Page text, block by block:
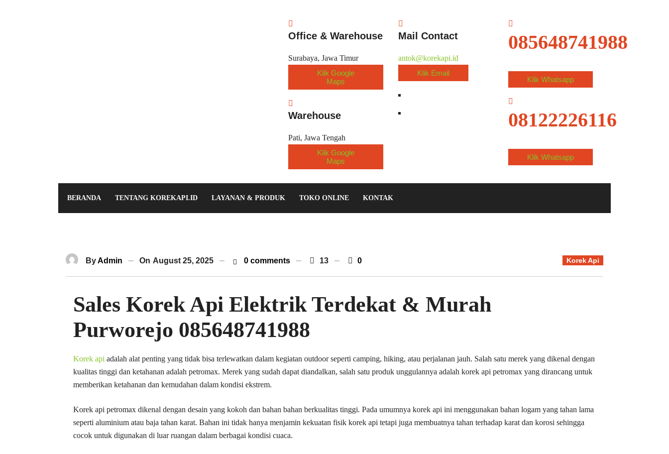
Office & Warehouse
Surabaya, Jawa Timur
Klik Google
Maps
Warehouse
Pati, Jawa Tengah
Klik Google
Maps
Mail Contact
antok@korekapi.id
Klik Email
085648741988
Klik Whatsapp
08122226116
Klik Whatsapp
BERANDA TENTANG KOREKAPI.ID LAYANAN & PRODUK TOKO ONLINE KONTAK
Korek Api
ByAdmin On August 25, 2025 0 comments 13 0
Sales Korek Api Elektrik Terdekat & Murah
Purworejo 085648741988
Korek api adalah alat penting yang tidak bisa terlewatkan dalam kegiatan outdoor seperti camping, hiking, atau perjalanan jauh. Salah satu merek yang dikenal dengan
kualitas tinggi dan ketahanan adalah petromax. Merek yang sudah dapat diandalkan, salah satu produk unggulannya adalah korek api petromax yang dirancang untuk
memberikan ketahanan dan kemudahan dalam kondisi ekstrem.
Korek api petromax dikenal dengan desain yang kokoh dan bahan bahan berkualitas tinggi. Pada umumnya korek api ini menggunakan bahan logam yang tahan lama
seperti aluminium atau baja tahan karat. Bahan ini tidak hanya menjamin kekuatan fisik korek api tetapi juga membuatnya tahan terhadap karat dan korosi sehingga
cocok untuk digunakan di luar ruangan dalam berbagai kondisi cuaca.